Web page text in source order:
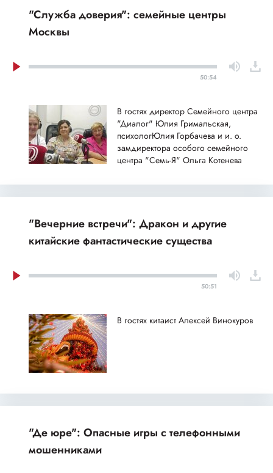
"Служба доверия": семейные центры
Москвы
50:54
В гостях директор Семейного центра
"Диалог" Юлия Гримальская,
психологЮлия Горбачева и и. о.
замдиректора особого семейного
центра "Семь-Я" Ольга Котенева
"Вечерние встречи": Дракон и другие
китайские фантастические существа
50:51
В гостях китаист Алексей Винокуров
"Де юре": Опасные игры с телефонными
мошенниками